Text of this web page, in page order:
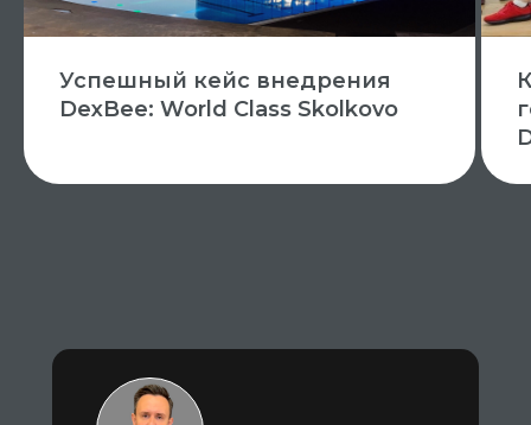
Успешный кейс внедрения
DexBee: World Class Skolkovo